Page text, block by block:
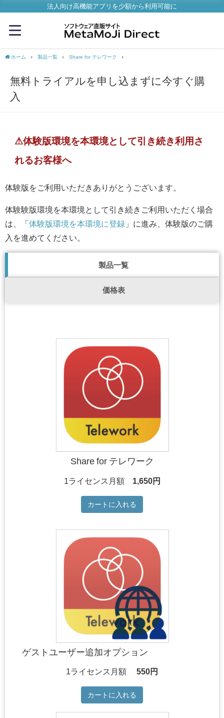
法人向け高機能アプリを少額から利用可能に
ホーム 製品一覧 Share for テレワーク
無料トライアルを申し込まずに今すぐ購
入
⚠体験版環境を本環境として引き続き利用さ
れるお客様へ
体験版をご利用いただきありがとうございます。
体験験版環境を本環境として引き続きご利用いただく場合
は、「 体験版環境を本環境に登録 」に進み、体験版のご購
入を進めてください。
製品一覧
価格表
Share for テレワーク
1ライセンス月額 1,650円
カートに入れる
ゲストユーザー追加オプション
1ライセンス月額 550円
カートに入れる